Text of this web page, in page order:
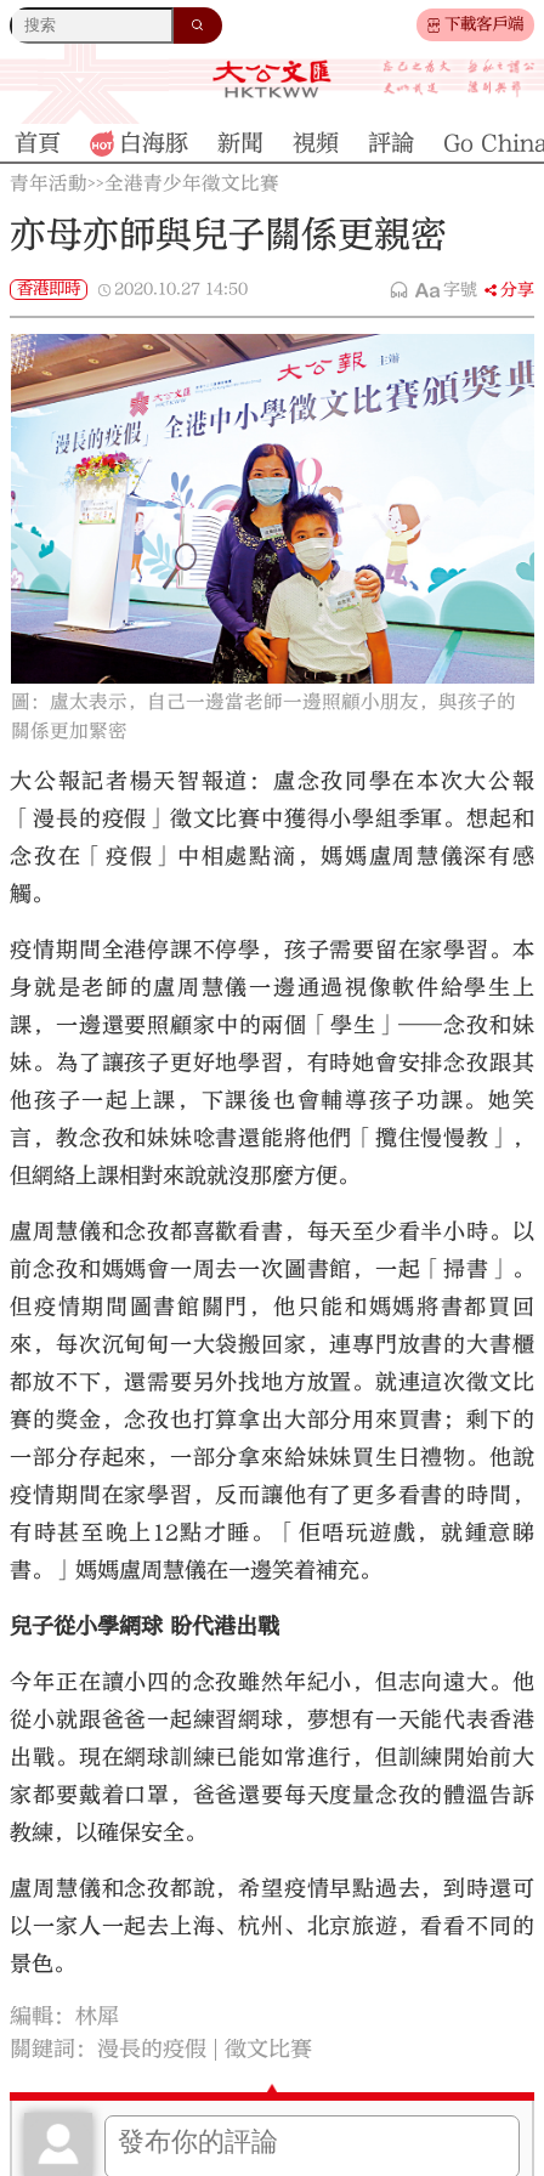
下載客戶端
大公文匯
首頁 白海豚 新聞 視頻 評論 Go
青年活動>>全港青少年徵文比賽
亦母亦師與兒子關係更親密
香港即時 2020.10.27 14:50 字號 分享
圖：盧太表示，自己一邊當老師一邊照顧小朋友，與孩子的
關係更加緊密
大公報記者楊天智報道：盧念孜同學在本次大公報
「漫長的疫假」徵文比賽中獲得小學組季軍。想起和
念孜在「疫假」中相處點滴，媽媽盧周慧儀深有感
觸。
疫情期間全港停課不停學，孩子需要留在家學習。本
身就是老師的盧周慧儀一邊通過視像軟件給學生上
課，一邊還要照顧家中的兩個「學生」──念孜和妹
妹。為了讓孩子更好地學習，有時她會安排念孜跟其
他孩子一起上課，下課後也會輔導孩子功課。她笑
言，教念孜和妹妹唸書還能將他們「攬住慢慢教」，
但網絡上課相對來說就沒那麼方便。
盧周慧儀和念孜都喜歡看書，每天至少看半小時。以
前念孜和媽媽會一周去一次圖書館，一起「掃書」。
但疫情期間圖書館關門，他只能和媽媽將書都買回
來，每次沉甸甸一大袋搬回家，連專門放書的大書櫃
都放不下，還需要另外找地方放置。就連這次徵文比
賽的獎金，念孜也打算拿出大部分用來買書；剩下的
一部分存起來，一部分拿來給妹妹買生日禮物。他說
疫情期間在家學習，反而讓他有了更多看書的時間，
有時甚至晚上12點才睡。「佢唔玩遊戲，就鍾意睇
書。」媽媽盧周慧儀在一邊笑着補充。
兒子從小學網球 盼代港出戰
今年正在讀小四的念孜雖然年紀小，但志向遠大。他
從小就跟爸爸一起練習網球，夢想有一天能代表香港
出戰。現在網球訓練已能如常進行，但訓練開始前大
家都要戴着口罩，爸爸還要每天度量念孜的體溫告訴
教練，以確保安全。
盧周慧儀和念孜都說，希望疫情早點過去，到時還可
以一家人一起去上海、杭州、北京旅遊，看看不同的
景色。
編輯：林犀
關鍵詞：漫長的疫假 徵文比賽